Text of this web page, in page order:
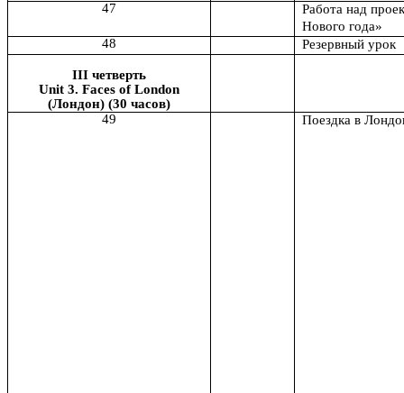
47
Работа над
Нового года»
48
Резервный урок
III четверть
Unit 3. Faces of London
(Лондон) (30 часов)
49
Поездка в